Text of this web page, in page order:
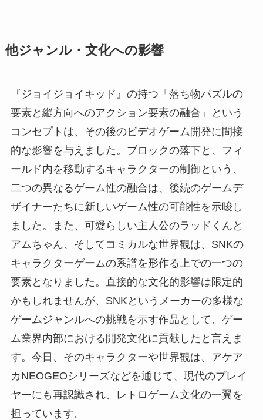
他ジャンル・文化への影響
『ジョイジョイキッド』の持つ「落ち物パズルの
要素と縦方向へのアクション要素の融合」という
コンセプトは、その後のビデオゲーム開発に間接
的な影響を与えました。ブロックの落下と、フィ
ールド内を移動するキャラクターの制御という、
二つの異なるゲーム性の融合は、後続のゲームデ
ザイナーたちに新しいゲーム性の可能性を示唆し
ました。また、可愛らしい主人公のラッドくんと
アムちゃん、そしてコミカルな世界観は、SNKの
キャラクターゲームの系譜を形作る上での一つの
要素となりました。直接的な文化的影響は限定的
かもしれませんが、SNKというメーカーの多様な
ゲームジャンルへの挑戦を示す作品として、ゲー
ム業界内部における開発文化に貢献したと言えま
す。今日、そのキャラクターや世界観は、アケア
カNEOGEOシリーズなどを通じて、現代のプレイ
ヤーにも再認識され、レトロゲーム文化の一翼を
担っています。